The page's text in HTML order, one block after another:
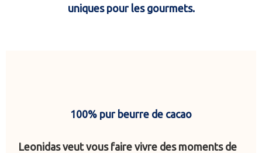
uniques pour les gourmets.
100% pur beurre de cacao
Leonidas veut vous faire vivre des moments de